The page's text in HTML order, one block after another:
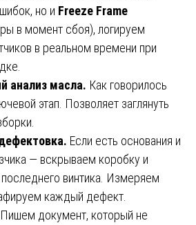
но и Freeze Frame
в момент сбоя), логируем
в реальном времени при
анализ масла. Как говорилось
этап. Позволяет заглянуть
Если есть основания и
— вскрываем коробку и
винтика. Измеряем
каждый дефект.
Пишем документ, который не